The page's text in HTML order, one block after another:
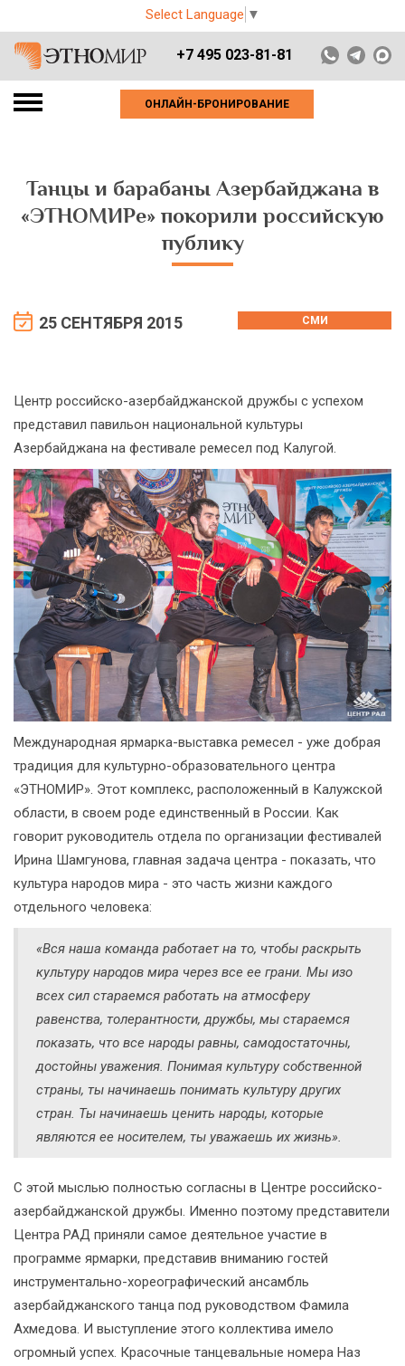
Select Language ▼
+7 495 023-81-81
ОНЛАЙН-БРОНИРОВАНИЕ
Танцы и барабаны Азербайджана в
«ЭТНОМИРе» покорили российскую
публику
25 СЕНТЯБРЯ 2015 СМИ
Центр российско-азербайджанской дружбы с успехом
представил павильон национальной культуры
Азербайджана на фестивале ремесел под Калугой.
Международная ярмарка-выставка ремесел - уже добрая
традиция для культурно-образовательного центра
«ЭТНОМИР». Этот комплекс, расположенный в Калужской
области, в своем роде единственный в России. Как
говорит руководитель отдела по организации фестивалей
Ирина Шамгунова, главная задача центра - показать, что
культура народов мира - это часть жизни каждого
отдельного человека:
«Вся наша команда работает на то, чтобы раскрыть
культуру народов мира через все ее грани. Мы изо
всех сил стараемся работать на атмосферу
равенства, толерантности, дружбы, мы стараемся
показать, что все народы равны, самодостаточны,
достойны уважения. Понимая культуру собственной
страны, ты начинаешь понимать культуру других
стран. Ты начинаешь ценить народы, которые
являются ее носителем, ты уважаешь их жизнь».
С этой мыслью полностью согласны в Центре российско-
азербайджанской дружбы. Именно поэтому представители
Центра РАД приняли самое деятельное участие в
программе ярмарки, представив вниманию гостей
инструментально-хореографический ансамбль
азербайджанского танца под руководством Фамила
Ахмедова. И выступление этого коллектива имело
огромный успех. Красочные танцевальные номера Наз